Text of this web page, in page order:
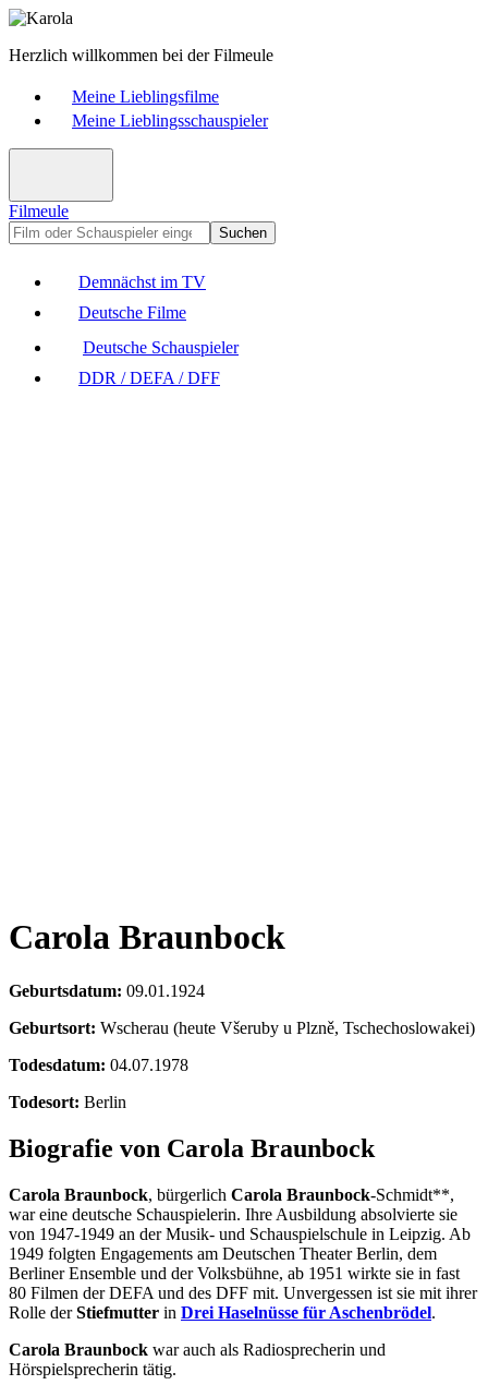
Herzlich willkommen bei der Filmeule
Meine Lieblingsfilme
Meine Lieblingsschauspieler
Filmeule
Suchen
Demnächst im TV
Deutsche Filme
Deutsche Schauspieler
DDR / DEFA / DFF
Carola Braunbock
Geburtsdatum: 09.01.1924
Geburtsort: Wscherau (heute Všeruby u Plzně, Tschechoslowakei)
Todesdatum: 04.07.1978
Todesort: Berlin
Biografie von Carola Braunbock
Carola Braunbock, bürgerlich Carola Braunbock-Schmidt**,
war eine deutsche Schauspielerin. Ihre Ausbildung absolvierte sie
von 1947-1949 an der Musik- und Schauspielschule in Leipzig. Ab
1949 folgten Engagements am Deutschen Theater Berlin, dem
Berliner Ensemble und der Volksbühne, ab 1951 wirkte sie in fast
80 Filmen der DEFA und des DFF mit. Unvergessen ist sie mit ihrer
Rolle derStiefmutter in Drei Haselnüsse für Aschenbrödel.
Carola Braunbock war auch als Radiosprecherin und
Hörspielsprecherin tätig.